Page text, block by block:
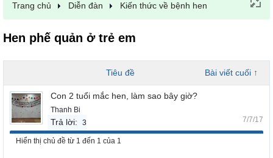
Trang chủ Diễn đàn Kiến thức về bệnh hen
Hen phế quản ở trẻ em
Tiêu đề Bài viết cuối ↑
Con 2 tuổi mắc hen, làm sao bây giờ?
Thanh Bi
Trả lời: 3 7/7/17
Hiển thị chủ đề từ 1 đến 1 của 1